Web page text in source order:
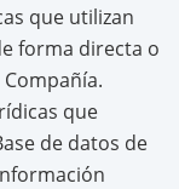
que utilizan
forma directa o
que
de datos de